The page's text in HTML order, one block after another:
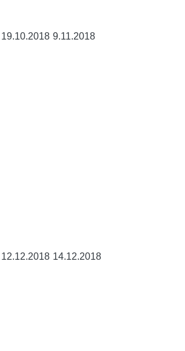
19.10.2018 9.11.2018
12.12.2018 14.12.2018